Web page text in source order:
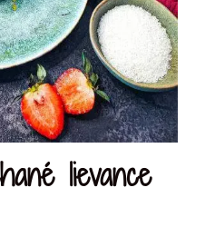
lievance